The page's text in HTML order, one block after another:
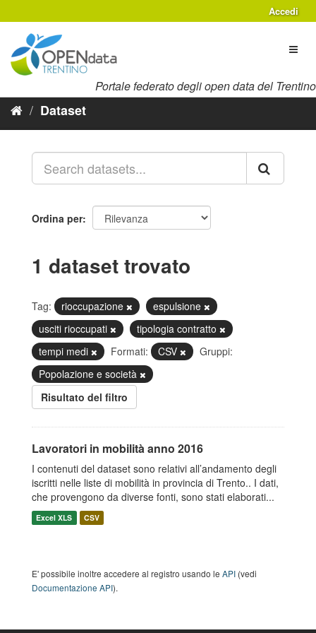
al
contenuto
Accedi
Portale federato degli open data del Trentino
Dataset
Ordina per
1 dataset trovato
Tag: rioccupazione
espulsione
usciti rioccupati
tipologia contratto
tempi medi
Formati: CSV
Gruppi:
Popolazione e società
Risultato del filtro
Lavoratori in mobilità anno 2016
I contenuti del dataset sono relativi all’andamento degli
iscritti nelle liste di mobilità in provincia di Trento.. I dati,
che provengono da diverse fonti, sono stati elaborati...
Excel XLS CSV
E' possibile inoltre accedere al registro usando le API (vedi
Documentazione API).